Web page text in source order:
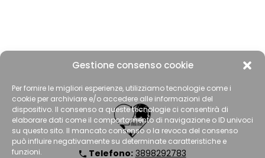
Gestione consenso cookie
Per fornire le migliori esperienze, utilizziamo tecnologie come i
cookie per archiviare e/o accedere alle informazioni del
dispositivo. Il consenso a queste tecnologie ci consentirà di
elaborare dati come il comportamento di navigazione o ID univoci
su questo sito. Il mancato consenso o la revoca del consenso
può influire negativamente su determinate caratteristiche e
funzioni.
Telefono: 3898292783